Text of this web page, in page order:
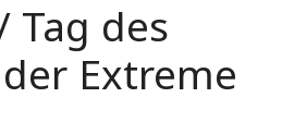
Tag des
Extreme